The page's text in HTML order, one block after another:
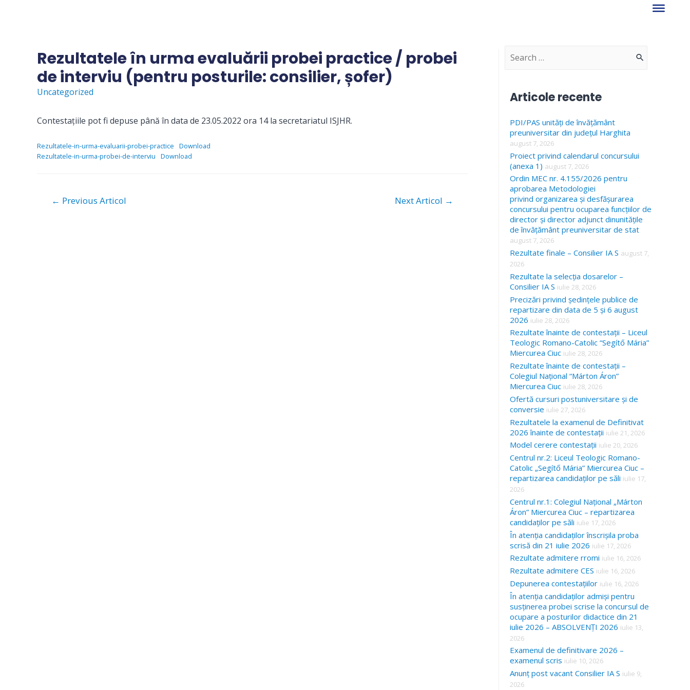
Rezultatele în urma evaluării probei practice / probei
de interviu (pentru posturile: consilier, șofer)
Uncategorized
Contestațiile pot fi depuse până în data de 23.05.2022 ora 14 la secretariatul ISJHR.
Rezultatele-in-urma-evaluarii-probei-practice
Download
Rezultatele-in-urma-probei-de-interviu
Download
Navigare
← Previous Articol Next Articol →
S
c
h
f
o
r
:
Articole recente
PDI/PAS unități de învățământ
preuniversitar din județul Harghita
august 7, 2026
Proiect privind calendarul concursului
(anexa 1) august 7, 2026
Ordin MEC nr. 4.155/2026 pentru
aprobarea Metodologiei
privind organizarea și desfășurarea
concursului pentru ocuparea funcțiilor de
director și director adjunct dinunitățile
de învățământ preuniversitar de stat
august 7, 2026
Rezultate finale – Consilier IA S august 7,
2026
Rezultate la selecția dosarelor –
Consilier IA S iulie 28, 2026
Precizări privind ședințele publice de
repartizare din data de 5 și 6 august
2026 iulie 28, 2026
Rezultate înainte de contestații – Liceul
Teologic Romano-Catolic “Segítő Mária”
Miercurea Ciuc iulie 28, 2026
Rezultate înainte de contestații –
Colegiul Național “Márton Áron”
Miercurea Ciuc iulie 28, 2026
Ofertă cursuri postuniversitare și de
conversie iulie 27, 2026
Rezultatele la examenul de Definitivat
2026 înainte de contestații iulie 21, 2026
Model cerere contestații iulie 20, 2026
Centrul nr.2: Liceul Teologic Romano-
Catolic „Segítő Mária” Miercurea Ciuc –
repartizarea candidaților pe săli iulie 17,
2026
Centrul nr.1: Colegiul Național „Márton
Áron” Miercurea Ciuc – repartizarea
candidaților pe săli iulie 17, 2026
În atenția candidaților înscrișila proba
scrisă din 21 iulie 2026 iulie 17, 2026
Rezultate admitere rromi iulie 16, 2026
Rezultate admitere CES iulie 16, 2026
Depunerea contestațiilor iulie 16, 2026
În atenția candidaților admiși pentru
susținerea probei scrise la concursul de
ocupare a posturilor didactice din 21
iulie 2026 – ABSOLVENȚI 2026 iulie 13,
2026
Examenul de definitivare 2026 –
examenul scris iulie 10, 2026
Anunț post vacant Consilier IA S iulie 9,
2026